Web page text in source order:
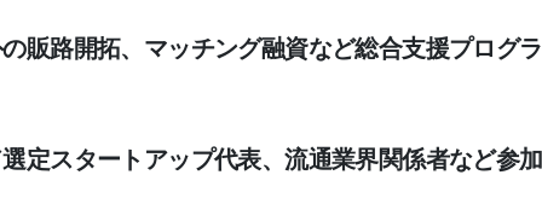
販路開拓、マッチング融資など総合支援プログラ
定スタートアップ代表、流通業界関係者など参